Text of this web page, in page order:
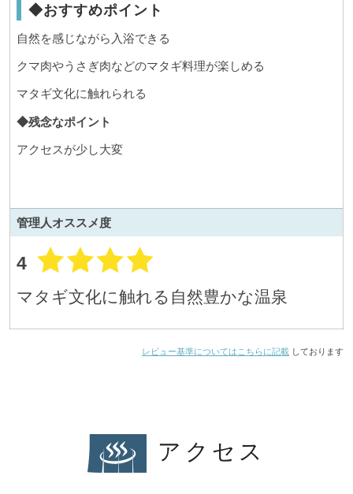
◆おすすめポイント
自然を感じながら入浴できる
クマ肉やうさぎ肉などのマタギ料理が楽しめる
マタギ文化に触れられる
◆残念なポイント
アクセスが少し大変
管理人オススメ度
4
マタギ文化に触れる自然豊かな温泉
レビュー基準についてはこちらに記載 しております
アクセス